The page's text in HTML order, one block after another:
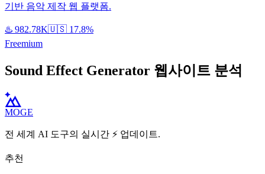
기반 음악 제작 웹 플랫폼.
♨️ 982.78K🇺🇸 17.8%
Freemium
Sound Effect Generator 웹사이트 분석
MOGE
전 세계 AI 도구의 실시간 ⚡️ 업데이트.
추천